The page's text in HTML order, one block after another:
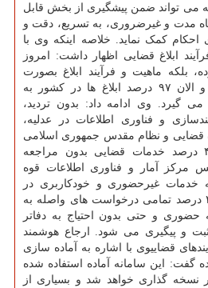
که می تواند ضمن پیشگیری از بخش قابل
مدت و غیرضروری، به تسریع، دقت و
کمک نماید. خلاصه اینکه وی با
ابلاغ قضایی اظهار داشت: امروز
بلکه ماهیت و فرآیند ابلاغ بصورت
کامل دگرگون شده است و الان ۹۷ درصد ابلاغ ها در کشور به
گیرد. وی ادامه داد: بدون تردید،
و فناوری اطلاعات در عدلیه،
قضایی و نظام مقدس جمهوری اسلامی
ایران به شمار می آید.۴۰ درصد خدمات قضایی بدون مراجعه
مرکز آمار و فناوری اطلاعات قوه
خدمات غیرحضوری و خودکاربری در
عدلیه اشاره کرد: امروز ۴۰ درصد تمامی درخواست های واصله به
حضوری و حتی بدون احتیاج به دفاتر
و پیگیری می شود. ارجاع هوشمند
قضاییوی با اشاره به آماده سازی
گفت: این سامانه آماده استفاده شده
گذاری خواهد شد و بسیاری از